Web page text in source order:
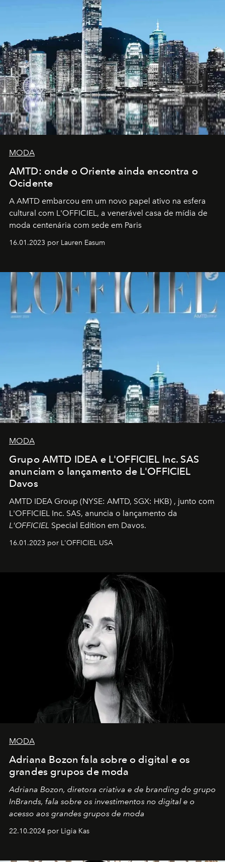
MODA
AMTD: onde o Oriente ainda encontra o
Ocidente
A AMTD embarcou em um novo papel ativo na esfera
cultural com L'OFFICIEL, a venerável casa de mídia de
moda centenária com sede em Paris
16.01.2023 por Lauren Easum
MODA
Grupo AMTD IDEA e L'OFFICIEL Inc. SAS
anunciam o lançamento de L'OFFICIEL
Davos
AMTD IDEA Group (NYSE: AMTD, SGX: HKB) , junto com
L'OFFICIEL Inc. SAS, anuncia o lançamento da
L'OFFICIEL Special Edition em Davos.
16.01.2023 por L'OFFICIEL USA
MODA
Adriana Bozon fala sobre o digital e os
grandes grupos de moda
Adriana Bozon, diretora criativa e de branding do grupo
InBrands, fala sobre os investimentos no digital e o
acesso aos grandes grupos de moda
22.10.2024 por Ligia Kas